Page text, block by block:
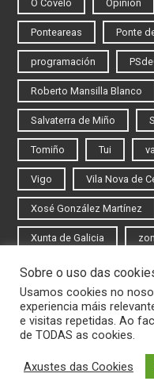
O Covelo Opinión
Ponteareas Ponte
programación
Roberto Mansilla Blanco
Salvaterra de Miño
Tomiño Tui
Vigo Vila Nova de
Xosé González Martínez
Xunta de Galicia
Iniciar sesión
Rexistrarse
© 2020
Sobre o uso das
Usamos cookies no
experiencia máis
e visitas repetidas. Ao
de TODAS as cookies.
Axustes das Cookies